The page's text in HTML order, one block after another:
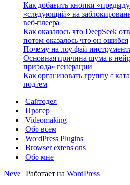
Как добавить кнопки
«следующий» на
веб‑плеера
Как оказалось что DeepSeek
потом оказалось что он ошибся
Почему на лоу-фай
Основная причина шума в
природа» генерации
Как организовать группу с
подтем
Сайтодел
Прогер
Videomaking
Обо всем
WordPress Plugins
Browser extensions
Обо мне
Neve | Работает на WordPress